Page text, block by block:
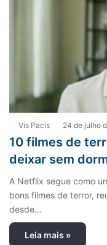
Vis Pacis 24 de julho
10 filmes de
deixar sem
A Netflix segue como
bons filmes de terror,
desde…
Leia mais »